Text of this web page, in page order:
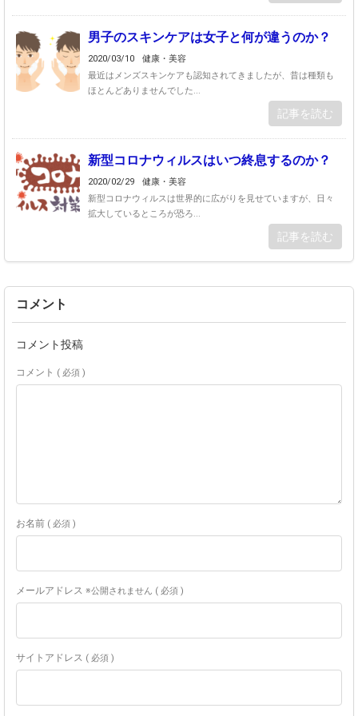
男子のスキンケアは女子と何が違うのか？
2020/03/10
健康・美容
最近はメンズスキンケアも認知されてきましたが、昔は種類も
ほとんどありませんでした...
記事を読む
新型コロナウィルスはいつ終息するのか？
2020/02/29
健康・美容
新型コロナウィルスは世界的に広がりを見せていますが、日々
拡大しているところが恐ろ...
記事を読む
コメント
コメント投稿
コメント ( 必須 )
お名前 ( 必須 )
メールアドレス ※公開されません ( 必須 )
サイトアドレス ( 必須 )